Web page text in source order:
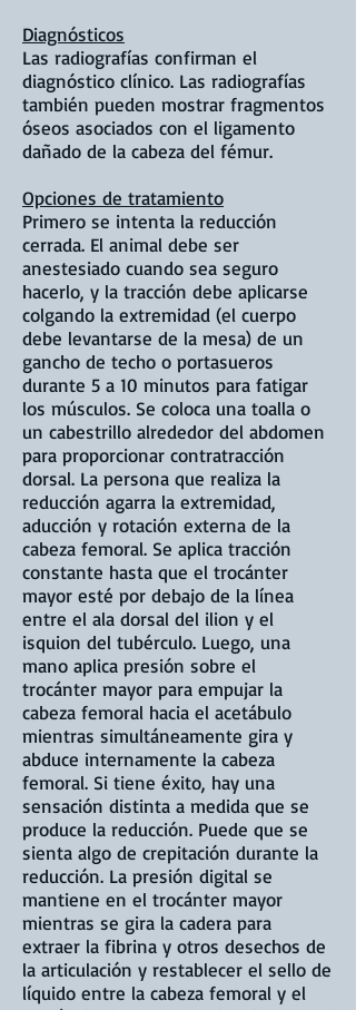
Diagnósticos
Las radiografías confirman el
diagnóstico clínico. Las radiografías
también pueden mostrar fragmentos
óseos asociados con el ligamento
dañado de la cabeza del fémur.
Opciones de tratamiento
Primero se intenta la reducción
cerrada. El animal debe ser
anestesiado cuando sea seguro
hacerlo, y la tracción debe aplicarse
colgando la extremidad (el cuerpo
debe levantarse de la mesa) de un
gancho de techo o portasueros
durante 5 a 10 minutos para fatigar
los músculos. Se coloca una toalla o
un cabestrillo alrededor del abdomen
para proporcionar contratracción
dorsal. La persona que realiza la
reducción agarra la extremidad,
aducción y rotación externa de la
cabeza femoral. Se aplica tracción
constante hasta que el trocánter
mayor esté por debajo de la línea
entre el ala dorsal del ilion y el
isquion del tubérculo. Luego, una
mano aplica presión sobre el
trocánter mayor para empujar la
cabeza femoral hacia el acetábulo
mientras simultáneamente gira y
abduce internamente la cabeza
femoral. Si tiene éxito, hay una
sensación distinta a medida que se
produce la reducción. Puede que se
sienta algo de crepitación durante la
reducción. La presión digital se
mantiene en el trocánter mayor
mientras se gira la cadera para
extraer la fibrina y otros desechos de
la articulación y restablecer el sello de
líquido entre la cabeza femoral y el